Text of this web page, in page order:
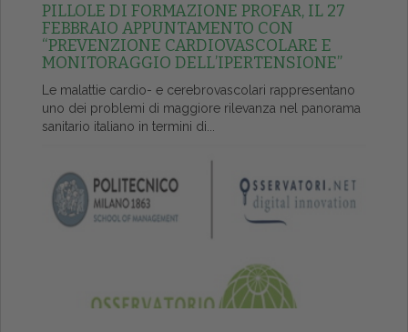
PILLOLE DI FORMAZIONE PROFAR, IL 27
FEBBRAIO APPUNTAMENTO CON
“PREVENZIONE CARDIOVASCOLARE E
MONITORAGGIO DELL’IPERTENSIONE”
Le malattie cardio- e cerebrovascolari rappresentano
uno dei problemi di maggiore rilevanza nel panorama
sanitario italiano in termini di...